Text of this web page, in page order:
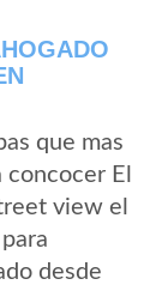
que mas
concocer El
view el
desde